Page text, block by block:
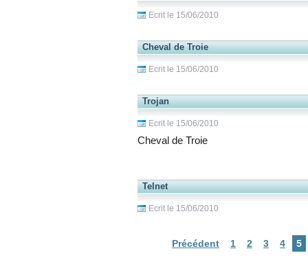
Ecrit le 15/06/2010
Cheval de Troie
Ecrit le 15/06/2010
Trojan
Ecrit le 15/06/2010
Cheval de Troie
Telnet
Ecrit le 15/06/2010
Précédent 1 2 3 4 5